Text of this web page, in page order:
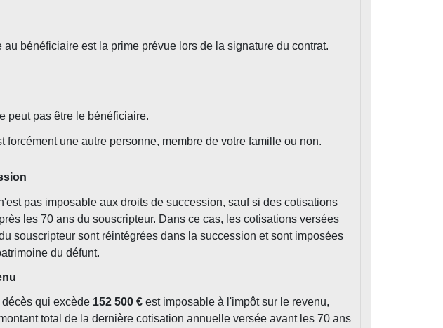
au bénéficiaire est la prime prévue lors de la signature du contrat.
peut pas être le bénéficiaire.
forcément une autre personne, membre de votre famille ou non.
pas imposable aux droits de succession, sauf si des cotisations
les 70 ans du souscripteur. Dans ce cas, les cotisations versées
souscripteur sont réintégrées dans la succession et sont imposées
du défunt.
qui excède 152 500 € est imposable à l'impôt sur le revenu,
total de la dernière cotisation annuelle versée avant les 70 ans